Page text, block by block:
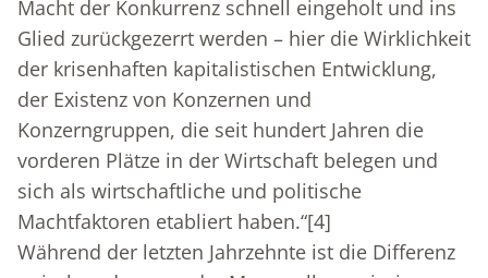
Macht der Konkurrenz schnell eingeholt und ins
Glied zurückgezerrt werden – hier die Wirklichkeit
der krisenhaften kapitalistischen Entwicklung,
der Existenz von Konzernen und
Konzerngruppen, die seit hundert Jahren die
vorderen Plätze in der Wirtschaft belegen und
sich als wirtschaftliche und politische
Machtfaktoren etabliert haben.“[4]
Während der letzten Jahrzehnte ist die Differenz